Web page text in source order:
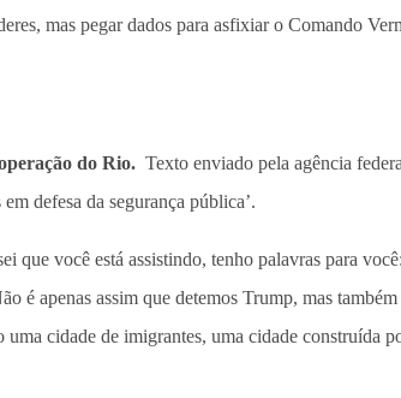
mas pegar dados para asfixiar o Comando
do Rio. Texto enviado pela agência
defesa da segurança pública’.
que você está assistindo, tenho palavras para
é apenas assim que detemos Trump, mas
cidade de imigrantes, uma cidade construída